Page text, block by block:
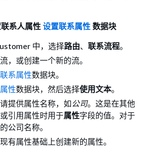
系人属性 设置联系属性 数据块
中，选择路由、 联系流程。
，或创建一个新的流。
系属性数据块。
性数据块，然后选择使用文本。
提供属性名称，如公司。这是在其他
引用属性时用于属性字段的值。对于
公司名称。
有属性基础上创建新的属性。